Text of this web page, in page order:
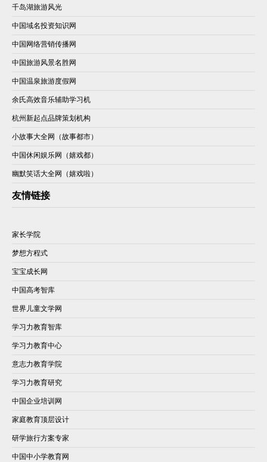
千岛湖旅游风光
中国域名投资知识网
中国网络营销传播网
中国旅游风景名胜网
中国温泉旅游度假网
余氏高效音乐辅助学习机
杭州新起点品牌策划机构
小故事大全网（故事都市）
中国休闲娱乐网（嬉戏都）
幽默笑话大全网（嬉戏啦）
友情链接
家长学院
梦想方程式
宝宝成长网
中国高考智库
世界儿童文学网
学习力教育智库
学习力教育中心
意志力教育学院
学习力教育研究
中国企业培训网
家庭教育顶层设计
研学旅行方案专家
中国中小学教育网